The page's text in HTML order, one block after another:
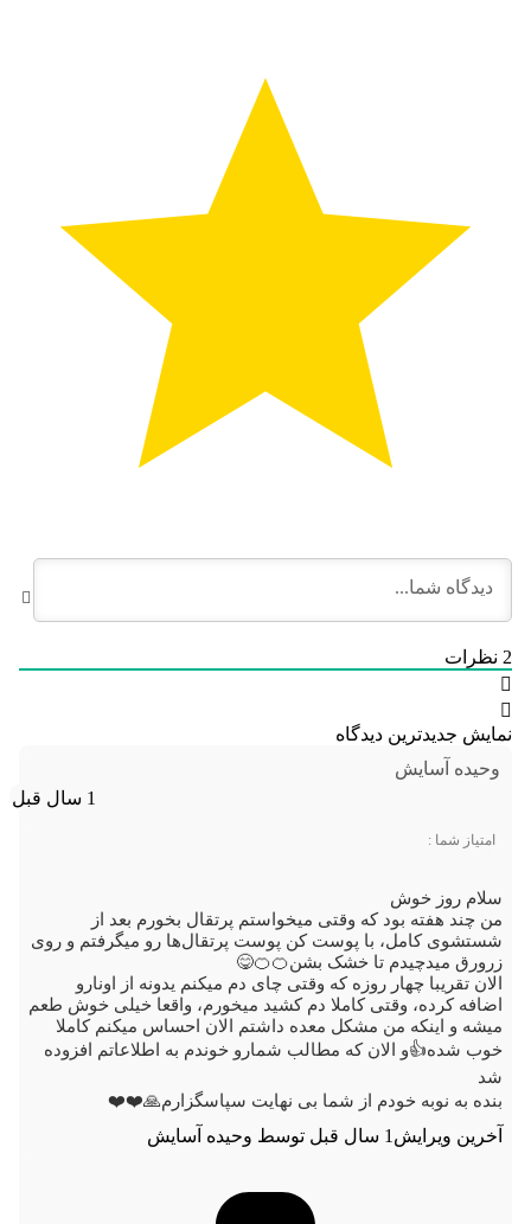
2 نظرات
نمایش جدیدترین دیدگاه
وحیده آسایش
امتیاز شما :
سلام روز خوش
من چند هفته بود که وقتی میخواستم پرتقال بخورم بعد از
شستشوی کامل، با پوست کن پوست پرتقال‌ها رو میگرفتم و روی
زرورق میدچیدم تا خشک بشن🍊🍊😋
الان تقریبا چهار روزه که وقتی چای دم میکنم یدونه از اونارو
اضافه کرده، وقتی کاملا دم کشید میخورم، واقعا خیلی خوش طعم
میشه و اینکه من مشکل معده داشتم الان احساس میکنم کاملا
خوب شده👍و الان که مطالب شمارو خوندم به اطلاعاتم افزوده
شد
بنده به نوبه خودم از شما بی نهایت سپاسگزارم🙏❤️❤️
آخرین ویرایش1 سال قبل توسط وحیده آسایش